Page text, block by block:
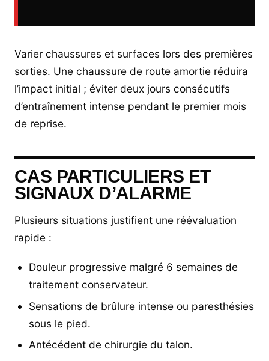
Varier chaussures et surfaces lors des premières
sorties. Une chaussure de route amortie réduira
l’impact initial ; éviter deux jours consécutifs
d’entraînement intense pendant le premier mois
de reprise.
CAS PARTICULIERS ET
SIGNAUX D’ALARME
Plusieurs situations justifient une réévaluation
rapide :
Douleur progressive malgré 6 semaines de
traitement conservateur.
Sensations de brûlure intense ou paresthésies
sous le pied.
Antécédent de chirurgie du talon.